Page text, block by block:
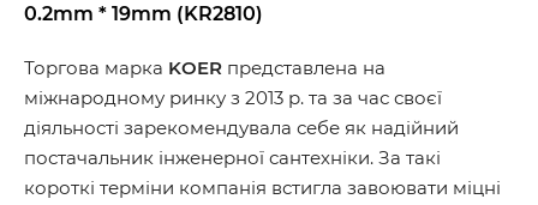
0.2mm * 19mm (KR2810)
Торгова марка KOER представлена ​​на
міжнародному ринку з 2013 р. та за час своєї
діяльності зарекомендувала себе як надійний
постачальник інженерної сантехніки. За такі
короткі терміни компанія встигла завоювати міцні